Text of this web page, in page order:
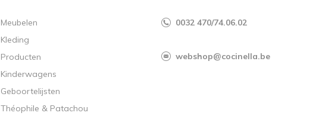
Meubelen
Kleding
Producten
Kinderwagens
Geboortelijsten
Théophile & Patachou
0032 470/74.06.02
webshop@cocinella.be